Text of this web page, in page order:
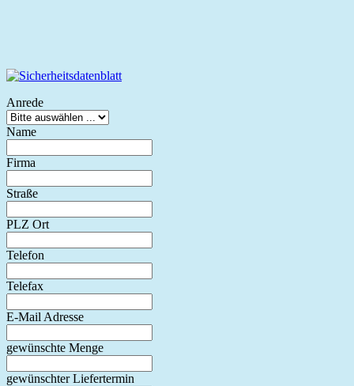
Anrede
Name
Firma
Straße
PLZ Ort
Telefon
Telefax
E-Mail Adresse
gewünschte Menge
gewünschter Liefertermin